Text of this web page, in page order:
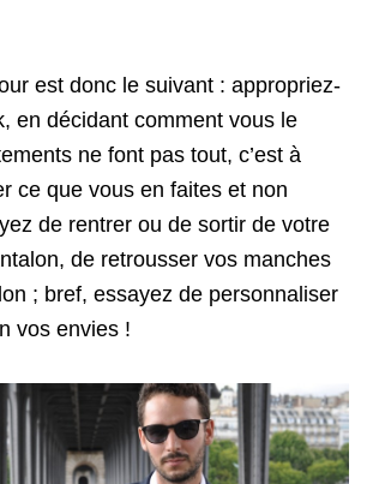
est donc le suivant : appropriez-
en décidant comment vous le
ne font pas tout, c’est à
ce que vous en faites et non
de rentrer ou de sortir de votre
de retrousser vos manches
; bref, essayez de personnaliser
vos envies !